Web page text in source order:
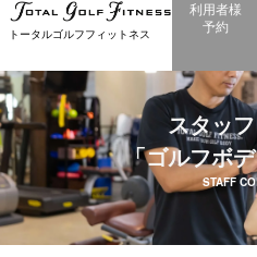
容
ス
キ
ッ
プ
トータルゴルフフィットネス
利用者様
予約
スタッ
「ゴルフボ
STAFF